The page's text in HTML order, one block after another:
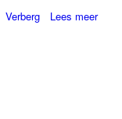
Verberg
Lees meer